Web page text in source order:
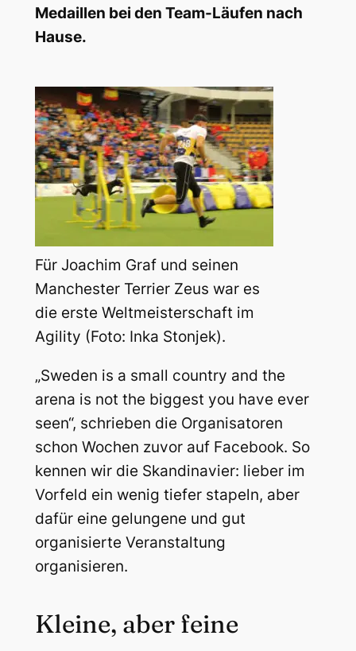
Medaillen bei den Team-Läufen nach
Hause.
Für Joachim Graf und seinen
Manchester Terrier Zeus war es
die erste Weltmeisterschaft im
Agility (Foto: Inka Stonjek).
„Sweden is a small country and the
arena is not the biggest you have ever
seen“, schrieben die Organisatoren
schon Wochen zuvor auf Facebook. So
kennen wir die Skandinavier: lieber im
Vorfeld ein wenig tiefer stapeln, aber
dafür eine gelungene und gut
organisierte Veranstaltung
organisieren.
Kleine, aber feine